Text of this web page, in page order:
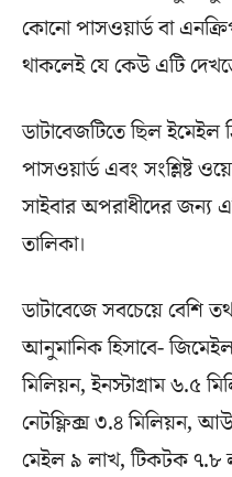
কোনো পাসওয়ার্ড বা
থাকলেই যে কেউ এটি
ডাটাবেজটিতে ছিল ইমেইল
পাসওয়ার্ড এবং সংশ্লিষ্ট
সাইবার অপরাধীদের জন্য
তালিকা।
ডাটাবেজে সবচেয়ে বেশি
আনুমানিক হিসাবে-
মিলিয়ন, ইনস্টাগ্রাম ৬.৫
নেটফ্লিক্স ৩.৪ মিলিয়ন,
মেইল ৯ লাখ, টিকটক ৭.৮